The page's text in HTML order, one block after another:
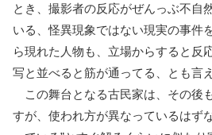
とき、撮影者の反応がぜんっぶ不自
いる、怪異現象ではない現実の事件
ら現れた人物も、立場からすると
写と並べると筋が通ってる、とも言
この舞台となる古民家は、その後
すが、使われ方が異なっているはず